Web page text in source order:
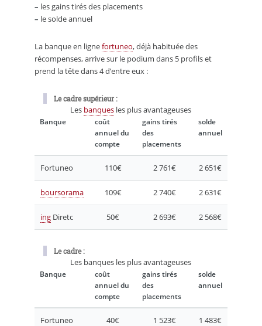
– les gains tirés des placements
– le solde annuel
La banque en lignefortuneo, déjà habituée des
récompenses, arrive sur le podium dans 5 profils et
prend la tête dans 4 d’entre eux :
Le cadre supérieur :
Les banques les plus avantageuses
Banque
coût
annuel du
compte
gains tirés
des
placements
solde
annuel
Fortuneo 110€ 2 761€ 2 651€
boursorama 109€ 2 740€ 2 631€
ingDiretc 50€ 2 693€ 2 568€
Le cadre :
Les banques les plus avantageuses
Banque
coût
annuel du
compte
gains tirés
des
placements
solde
annuel
Fortuneo 40€ 1 523€ 1 483€